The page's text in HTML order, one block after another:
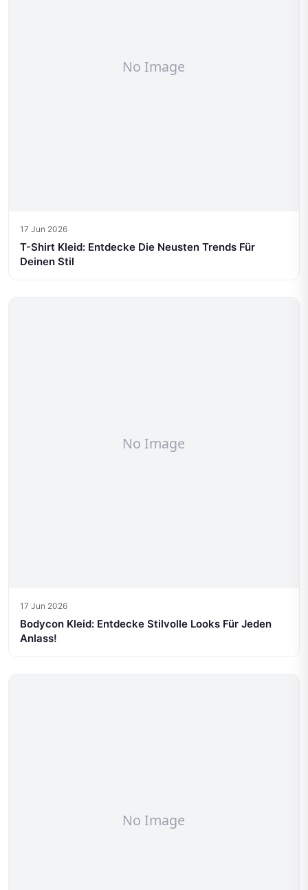
17 Jun 2026
T-Shirt Kleid: Entdecke Die Neusten Trends Für
Deinen Stil
17 Jun 2026
Bodycon Kleid: Entdecke Stilvolle Looks Für Jeden
Anlass!